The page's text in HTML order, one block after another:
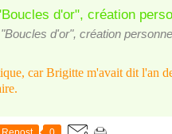
d'or", création
car Brigitte m'avait dit l'an